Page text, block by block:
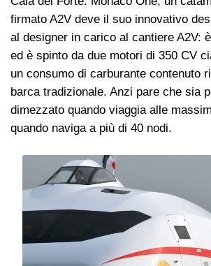
firmato A2V deve il suo innovativo
al designer in carico al cantiere A2V:
ed è spinto da due motori di 350 CV
un consumo di carburante contenuto
barca tradizionale. Anzi pare che sia
dimezzato quando viaggia alle
quando naviga a più di 40 nodi.